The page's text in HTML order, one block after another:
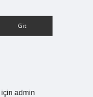
için admin